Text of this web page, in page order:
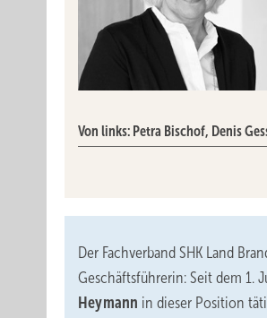
Von links: Petra Bischof, Denis
Der Fachverband SHK Land
Geschäftsführerin: Seit dem 1.
Heymann in dieser Position